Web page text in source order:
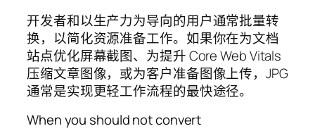
开发者和以生产力为导向的用户通常批量转
换，以简化资源准备工作。如果你在为文档
站点优化屏幕截图、为提升 Core Web Vitals
压缩文章图像，或为客户准备图像上传，JPG
通常是实现更轻工作流程的最快途径。
When you should not convert